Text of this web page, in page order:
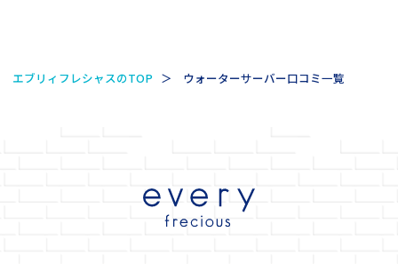
エブリィフレシャスのTOP ウォーターサーバー口コミ一覧